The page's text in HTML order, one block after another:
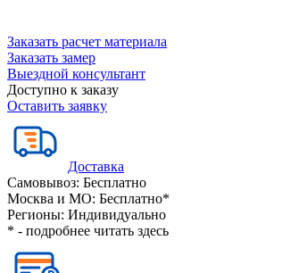
Заказать расчет материала
Заказать замер
Выездной консультант
Доступно к заказу
Оставить заявку
Доставка
Самовывоз: Бесплатно
Москва и МО: Бесплатно*
Регионы: Индивидуально
* - подробнее читать здесь